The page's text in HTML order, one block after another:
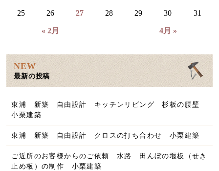
« 2月 4月 »
25 26 27 28 29 30 31
NEW
最新の投稿
東浦 新築 自由設計 キッチンリビング 杉板の腰壁
小栗建築
東浦 新築 自由設計 クロスの打ち合わせ 小栗建築
ご近所のお客様からのご依頼 水路 田んぼの堰板（せき
止め板）の制作 小栗建築